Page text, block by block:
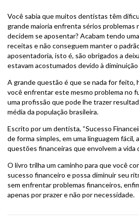
Você sabia que muitos dentistas têm
grande maioria enfrenta sérios problemas
decidem se aposentar? Acabam tendo
receitas e não conseguem manter o
aposentadoria, isto é, são obrigados a
estavam acostumados devido à
A grande questão é que se nada for feito,
você enfrentar este mesmo problema no
uma profissão que pode lhe trazer
média da população brasileira.
Escrito por um dentista, “Sucesso
de forma simples, em uma linguagem fácil,
questões financeiras que envolvem a vida
O livro trilha um caminho para que você
sucesso financeiro e possa diminuir seu
sem enfrentar problemas financeiros,
apenas por prazer e não por necessidade.